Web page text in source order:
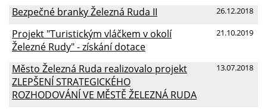
26.12.2018
Bezpečné branky Železná Ruda II
21.10.2019
Projekt "Turistickým vláčkem v okolí
Železné Rudy" - získání dotace
13.07.2018
Město Železná Ruda realizovalo projekt
ZLEPŠENÍ STRATEGICKÉHO
ROZHODOVÁNÍ VE MĚSTĚ ŽELEZNÁ RUDA